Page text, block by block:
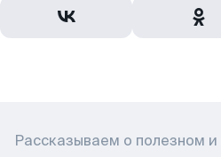
Рассказываем о полезном